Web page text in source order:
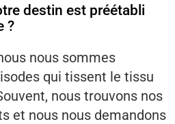
destin est préétabli
?
nous sommes
qui tissent le tissu
nous trouvons nos
et nous nous demandons